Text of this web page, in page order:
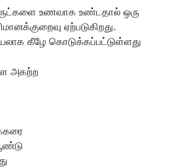
உணவாக உண்டதால் ஒரு
ஏற்படுகிறது.
கீழே கொடுக்கப்பட்டுள்ளது
அகற்ற